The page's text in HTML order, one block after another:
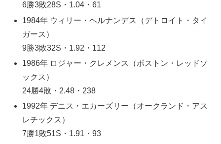
6勝3敗28S・1.04・61
1984年 ウィリー・ヘルナンデス（デトロイト・タイ
ガース）
9勝3敗32S・1.92・112
1986年 ロジャー・クレメンス（ボストン・レッドソ
ックス）
24勝4敗・2.48・238
1992年 デニス・エカーズリー（オークランド・アス
レチックス）
7勝1敗51S・1.91・93